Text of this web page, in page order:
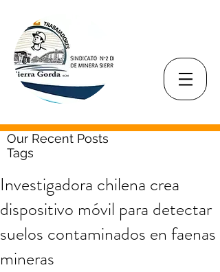
Our Recent Posts
Tags
Investigadora chilena crea
dispositivo móvil para detectar
suelos contaminados en faenas
mineras